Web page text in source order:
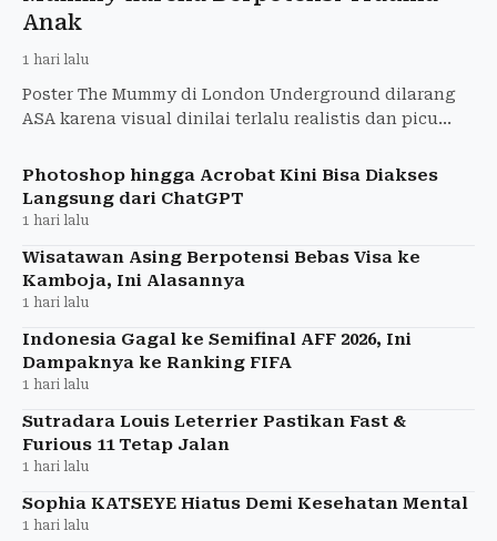
Anak
1 hari lalu
Poster The Mummy di London Underground dilarang
ASA karena visual dinilai terlalu realistis dan picu
tarik iklan
Photoshop hingga Acrobat Kini Bisa Diakses
Langsung dari ChatGPT
1 hari lalu
Wisatawan Asing Berpotensi Bebas Visa ke
Kamboja, Ini Alasannya
1 hari lalu
Indonesia Gagal ke Semifinal AFF 2026, Ini
Dampaknya ke Ranking FIFA
1 hari lalu
Sutradara Louis Leterrier Pastikan Fast &
Furious 11 Tetap Jalan
1 hari lalu
Sophia KATSEYE Hiatus Demi Kesehatan Mental
1 hari lalu